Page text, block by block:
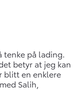
tenke på lading.
betyr at jeg kan
blitt en enklere
Salih,